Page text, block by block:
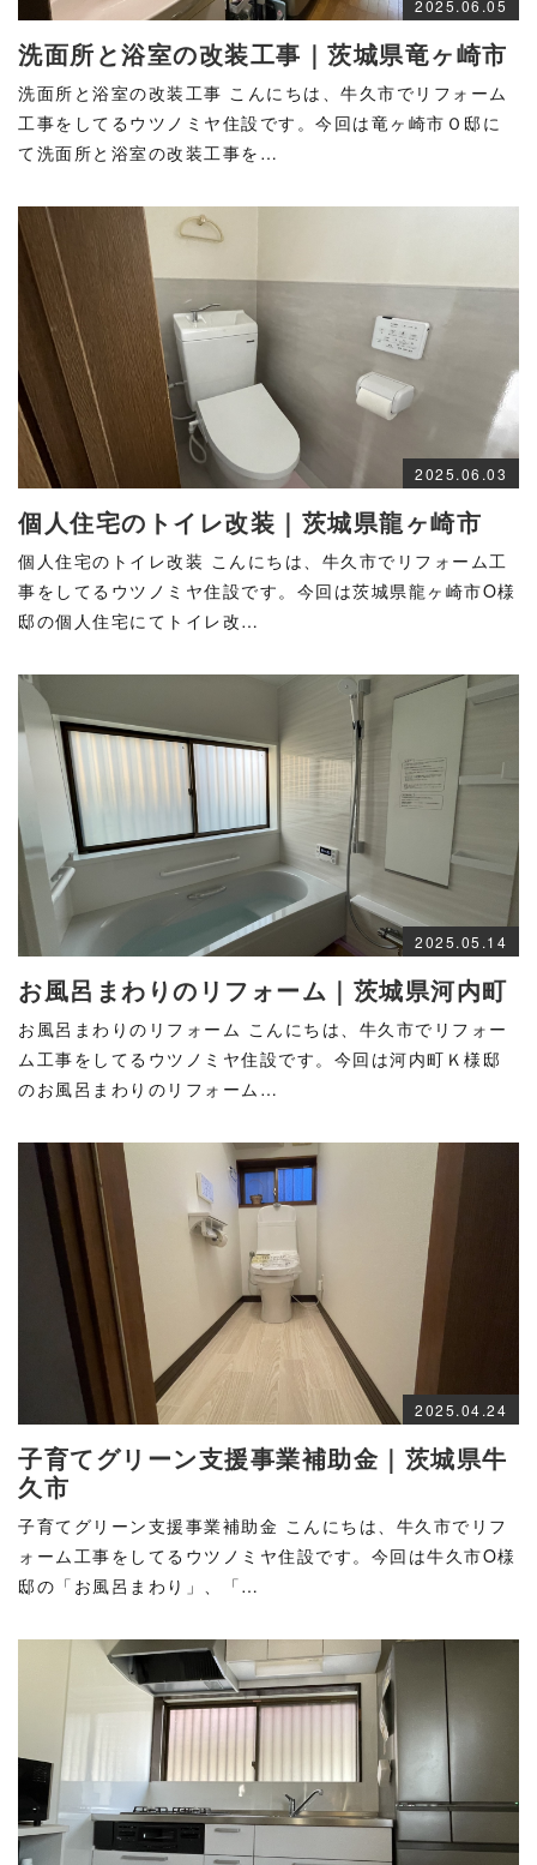
2025.06.05
洗面所と浴室の改装工事｜茨城県竜ヶ崎市
洗面所と浴室の改装工事 こんにちは、牛久市でリフォーム
工事をしてるウツノミヤ住設です。今回は竜ヶ崎市Ｏ邸に
て洗面所と浴室の改装工事を…
2025.06.03
個人住宅のトイレ改装｜茨城県龍ヶ崎市
個人住宅のトイレ改装 こんにちは、牛久市でリフォーム工
事をしてるウツノミヤ住設です。今回は茨城県龍ヶ崎市O様
邸の個人住宅にてトイレ改…
2025.05.14
お風呂まわりのリフォーム｜茨城県河内町
お風呂まわりのリフォーム こんにちは、牛久市でリフォー
ム工事をしてるウツノミヤ住設です。今回は河内町Ｋ様邸
のお風呂まわりのリフォーム…
2025.04.24
子育てグリーン支援事業補助金｜茨城県牛
久市
子育てグリーン支援事業補助金 こんにちは、牛久市でリフ
ォーム工事をしてるウツノミヤ住設です。今回は牛久市O様
邸の「お風呂まわり」、「…